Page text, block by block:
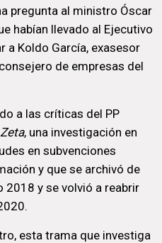
pregunta al ministro Óscar
habían llevado al Ejecutivo
a Koldo García, exasesor
de empresas del
a las críticas del PP
, una investigación en
en subvenciones
y que se archivó de
2018 y se volvió a reabrir
esta trama que investiga